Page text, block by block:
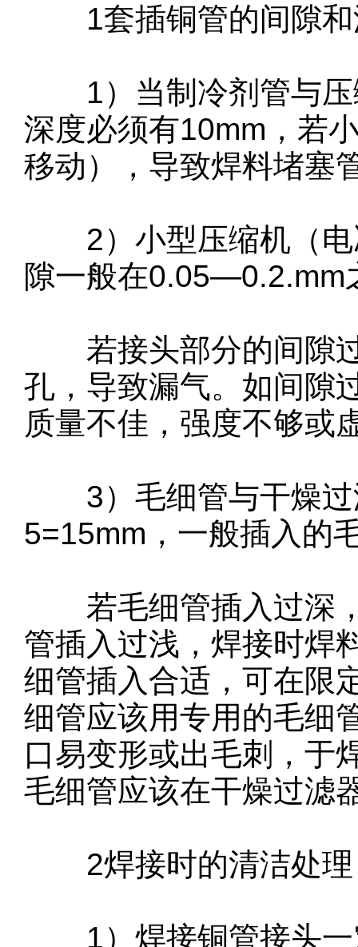
1套插铜管的间隙和
1）当制冷剂管与压
深度必须有10mm，若
移动），导致焊料堵塞
2）小型压缩机（电
隙一般在0.05—0.2.mm
若接头部分的间隙过
孔，导致漏气。如间隙
质量不佳，强度不够或
3）毛细管与干燥过
5=15mm，一般插入的
若毛细管插入过深，
管插入过浅，焊接时焊
细管插入合适，可在限
细管应该用专用的毛细
口易变形或出毛刺，于
毛细管应该在干燥过滤
2焊接时的清洁处理
1）焊接铜管接头一